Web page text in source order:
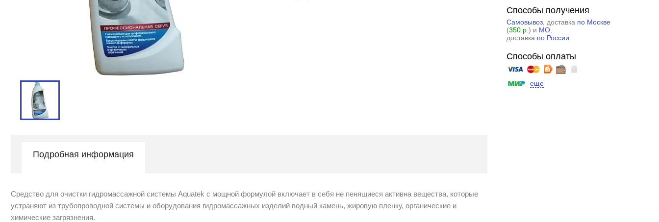
Способы получения
Самовывоз, доставка по Москве
(350 р. ) и МО,
доставка по России
Способы оплаты
еще
Подробная информация
Средство для очистки гидромассажной системы Aquatek с мощной формулой включает в себя не пенящиеся активна вещества, которые
устраняют из трубопроводной системы и оборудования гидромассажных изделий водный камень, жировую пленку, органические и
химические загрязнения.